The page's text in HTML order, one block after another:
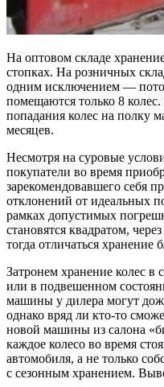
На оптовом складе
стопках. На розничных
одним исключением —
помещаются только 8
попадания колес на полку
месяцев.
Несмотря на суровые
покупатели во время
зарекомендовавшего себя
отклонений от идеальных
рамках допустимых
становятся квадратом,
тогда отличаться
Затронем хранение колес в
или в подвешенном
машины у дилера могут
однако вряд ли кто-то
новой машины из салона
каждое колесо во время
автомобиля, а не только
с сезонным хранением.